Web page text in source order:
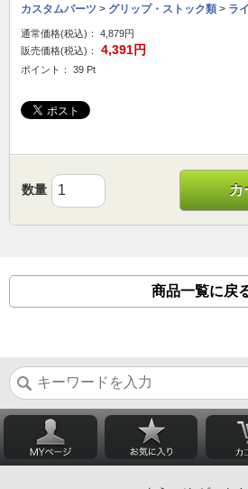
カスタムパーツ > グリップ・ストック類 > ラ
通常価格(税込)：
4,879円
販売価格(税込)：
4,391円
ポイント： 39 Pt
数量 カ
商品一覧に戻